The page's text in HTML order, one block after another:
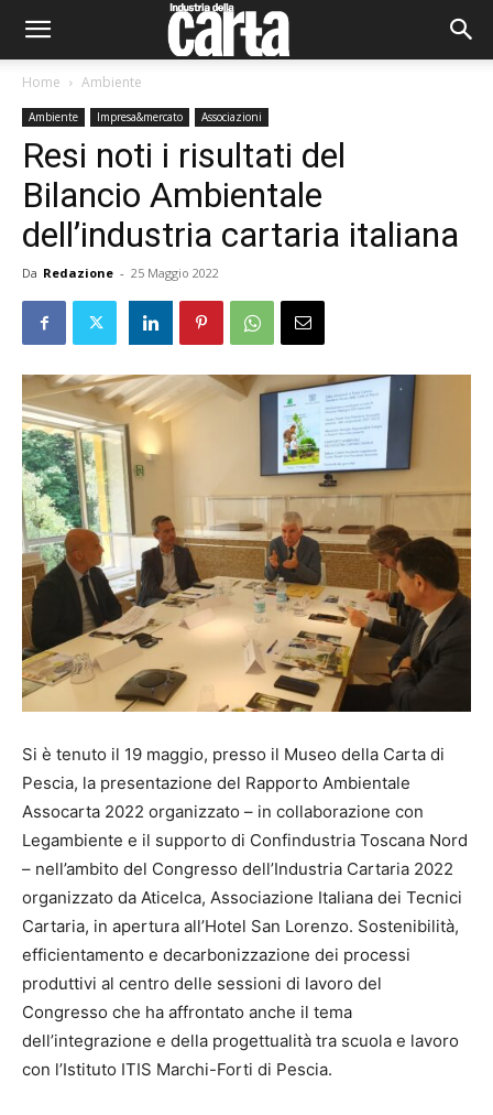
Home Ambiente
Ambiente Impresa&mercato Associazioni
Resi noti i risultati del
Bilancio Ambientale
dell’industria cartaria italiana
Da Redazione - 25 Maggio 2022
Si è tenuto il 19 maggio, presso il Museo della Carta di
Pescia, la presentazione del Rapporto Ambientale
Assocarta 2022 organizzato – in collaborazione con
Legambiente e il supporto di Confindustria Toscana Nord
– nell’ambito del Congresso dell’Industria Cartaria 2022
organizzato da Aticelca, Associazione Italiana dei Tecnici
Cartaria, in apertura all’Hotel San Lorenzo. Sostenibilità,
efficientamento e decarbonizzazione dei processi
produttivi al centro delle sessioni di lavoro del
Congresso che ha affrontato anche il tema
dell’integrazione e della progettualità tra scuola e lavoro
con l’Istituto ITIS Marchi-Forti di Pescia.